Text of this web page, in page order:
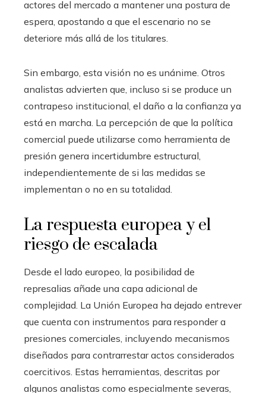
actores del mercado a mantener una postura de
espera, apostando a que el escenario no se
deteriore más allá de los titulares.
Sin embargo, esta visión no es unánime. Otros
analistas advierten que, incluso si se produce un
contrapeso institucional, el daño a la confianza ya
está en marcha. La percepción de que la política
comercial puede utilizarse como herramienta de
presión genera incertidumbre estructural,
independientemente de si las medidas se
implementan o no en su totalidad.
La respuesta europea y el
riesgo de escalada
Desde el lado europeo, la posibilidad de
represalias añade una capa adicional de
complejidad. La Unión Europea ha dejado entrever
que cuenta con instrumentos para responder a
presiones comerciales, incluyendo mecanismos
diseñados para contrarrestar actos considerados
coercitivos. Estas herramientas, descritas por
algunos analistas como especialmente severas,